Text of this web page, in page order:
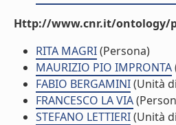
Http://www.cnr.it/ontology/
RITA MAGRI(Persona)
MAURIZIO PIO IMPRONTA
FABIO BERGAMINI(Unità
FRANCESCO LA VIA
STEFANO LETTIERI(Unità